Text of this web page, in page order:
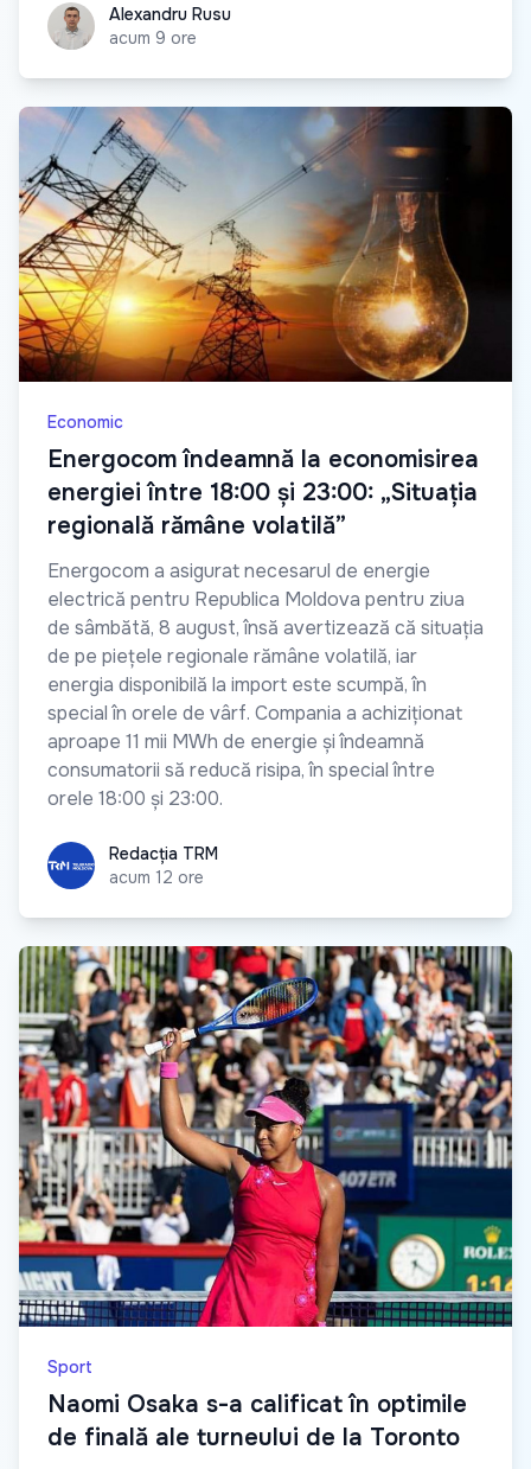
Alexandru Rusu
Alexandru Rusu
acum 9 ore
Economic
Energocom îndeamnă la economisirea
energiei între 18:00 și 23:00: „Situația
regională rămâne volatilă”
Energocom a asigurat necesarul de energie
electrică pentru Republica Moldova pentru ziua
de sâmbătă, 8 august, însă avertizează că situația
de pe piețele regionale rămâne volatilă, iar
energia disponibilă la import este scumpă, în
special în orele de vârf. Compania a achiziționat
aproape 11 mii MWh de energie și îndeamnă
consumatorii să reducă risipa, în special între
orele 18:00 și 23:00.
Redacția TRM
Redacția TRM
acum 12 ore
Sport
Naomi Osaka s-a calificat în optimile
de finală ale turneului de la Toronto